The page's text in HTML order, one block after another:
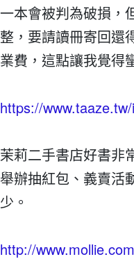
一本會被判為破損，
整，要請讀冊寄回還
業費，這點讓我覺得
https://
茉莉二手書店好書非
舉辦抽紅包、義賣活
少。
http://